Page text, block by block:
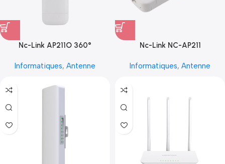
Nc-Link AP211O 360°
Informatiques, Antenne
Nc-Link NC-AP211
Informatiques, Antenne